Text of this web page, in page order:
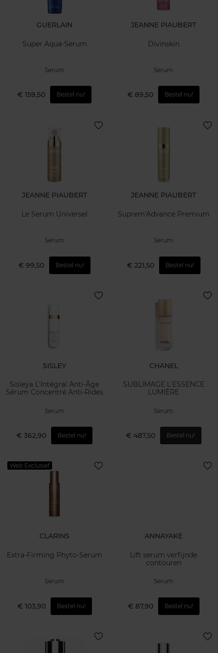
GUERLAIN
Super Aqua-Serum
Serum
€ 159,50 Bestel nu!
JEANNE PIAUBERT
Divinskin
Serum
€ 89,50 Bestel nu!
JEANNE PIAUBERT
Le Serum Universel
Serum
€ 99,50 Bestel nu!
JEANNE PIAUBERT
Suprem'Advance Premium
Serum
€ 221,50 Bestel nu!
SISLEY
Sisleÿa L'Intégral Anti-Âge
Sérum Concentré Anti-Rides
Serum
€ 362,90 Bestel nu!
CHANEL
SUBLIMAGE L'ESSENCE
LUMIÈRE
Serum
€ 487,50 Bestel nu!
Web Exclusief
CLARINS
Extra-Firming Phyto-Serum
Serum
€ 103,90 Bestel nu!
ANNAYAKE
Lift serum verfijnde
contouren
Serum
€ 87,90 Bestel nu!